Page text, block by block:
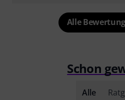
Alle
Schon
Alle